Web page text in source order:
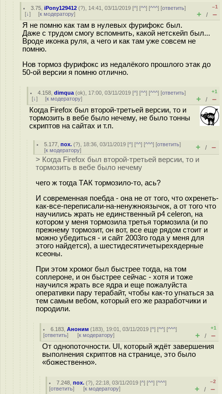
3.75 ,iPony129412 (?), 14:41, 03/11/2019 [^] [^^] [^^^] [ответить]
[↓] [к модератору]
–1
+ / –
Я не помню как там в нулевых фурифокс был.
Даже с трудом смогу вспомнить, какой нетскейп был...
Вроде иконка руля, а чего и как там уже совсем не
помню.
Нов тормоз фурифокс из недалёкого прошлого этак до
50-ой версии я помню отлично.
4.158 ,dimqua (ok), 17:00, 03/11/2019 [^] [^^] [^^^] [ответить]
[↓] [к модератору]
+1
+ / –
Когда Firefox был второй-третьей версии, то и
тормозить в вебе было нечему, не было тонны
скриптов на сайтах и т.п.
5.177 ,пох. (?), 18:36, 03/11/2019 [^] [^^] [^^^] [ответить]
[к модератору] + / –
> Когда Firefox был второй-третьей версии, то и
тормозить в вебе было нечему
чего ж тогда ТАК тормозило-то, ась?
И современная поебда - она не от того, что охренеть-
как-все-переписали-на-ненужноязычок, а от того что
научились жрать не единственный p4 celeron, на
котором у меня тормозила третья тормозила (и по
прежнему тормозит, он вот, все еще рядом стоит и
можно убедиться - и сайт 2003го года у меня для
этого найдется), а шестидесятичетырехядерные
ксеоны.
При этом хромог был быстрее тогда, на том
соплероне, и он быстрее сейчас - хотя и тоже
научился жрать все ядра и еще пожалуйста
оперативки пару терабайт, чтобы как-то угнаться за
тем самым вебом, который его же разработчики и
породили.
6.183 ,Аноним (183), 19:01, 03/11/2019 [^] [^^] [^^^]
[ответить] [к модератору]
+1
+ / –
От однопоточности. UI, который ждёт завершения
выполнения скриптов на странице, это было
«божественно».
7.248 ,пох. (?), 22:18, 03/11/2019 [^] [^^] [^^^]
[ответить] [к модератору]
–2
+ / –